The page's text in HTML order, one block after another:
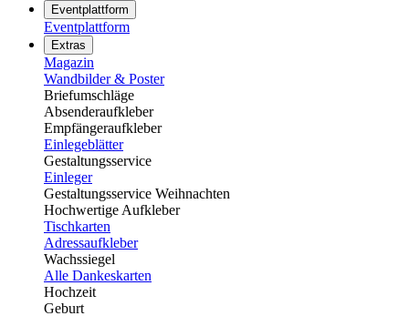
Eventplattform
Eventplattform
Extras
Magazin
Wandbilder & Poster
Briefumschläge
Absenderaufkleber
Empfängeraufkleber
Einlegeblätter
Gestaltungsservice
Einleger
Gestaltungsservice Weihnachten
Hochwertige Aufkleber
Tischkarten
Adressaufkleber
Wachssiegel
Alle Dankeskarten
Hochzeit
Geburt